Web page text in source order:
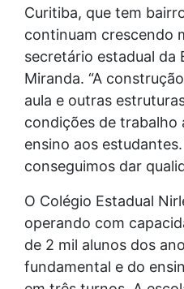
Curitiba, que tem
continuam crescendo
secretário estadual da
Miranda. “A
aula e outras
condições de trabalho
ensino aos
conseguimos dar
O Colégio Estadual
operando com
de 2 mil alunos dos
fundamental e do